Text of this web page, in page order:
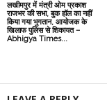
लखीमपुर में मंत्री ओम प्रकाश
राजभर की सभा, बुक हॉल का नहीं
किया गया भुगतान, आयोजक के
खिलाफ पुलिस से शिकायत –
Abhigya Times...